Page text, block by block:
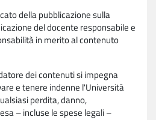
della pubblicazione sulla
del docente responsabile e
in merito al contenuto
dei contenuti si impegna
e tenere indenne l'Università
perdita, danno,
– incluse le spese legali –